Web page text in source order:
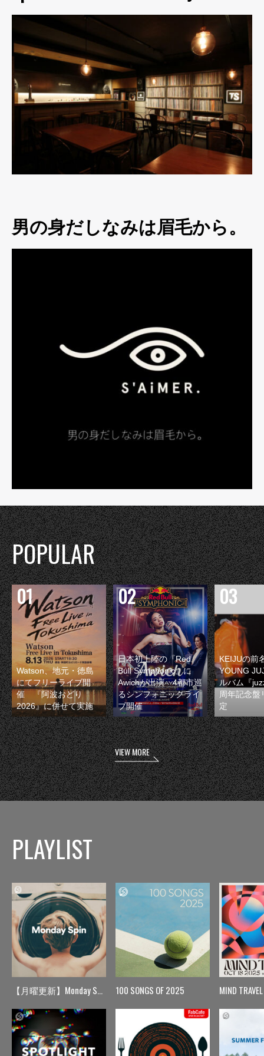
男の身だしなみは眉毛から。
POPULAR
Watson、地元・徳島
にてフリーライブ開
催 『阿波おどり
2026』に併せて実施
日本初上陸の『Red
Bull Symphonic』に
Awichが出演 4都市巡
るシンフォニックライ
ブ開催
KEIJUの前
YOUNG
ルバム『
周年記念盤
定
VIEW MORE
PLAYLIST
【月曜更新】Monday Spin 100 SONGS OF 2025 MIND TRAVEL